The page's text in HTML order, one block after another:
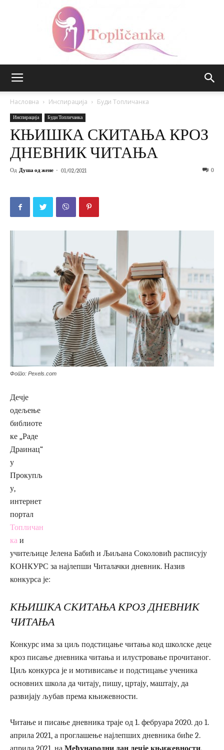
Насловна Инспирација Буди Топличанка
Инспирација Буди Топличанка
КЊИШКА СКИТАЊА КРОЗ
ДНЕВНИК ЧИТАЊА
Од Душа од жене - 01/02/2021 0
Фото: Pexels.com
Дечје
одељење
библиоте
ке „Раде
Драинац“
у
Прокупљ
у,
интернет
портал
Топличан
ка и
учитељице Јелена Бабић и Љиљана Соколовић расписују
КОНКУРС за најлепши Читалачки дневник. Назив
конкурса је:
КЊИШКА СКИТАЊА КРОЗ ДНЕВНИК
ЧИТАЊА
Конкурс има за циљ подстицање читања код школске деце
кроз писање дневника читања и илустровање прочитаног.
Циљ конкурса је и мотивисање и подстицање ученика
основних школа да читају, пишу, цртају, маштају, да
развијају љубав према књижевности.
Читање и писање дневника траје од 1. фебруара 2020. до 1.
априла 2021, а проглашење најлепших дневника биће 2.